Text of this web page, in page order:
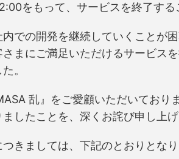
をもって、サービスを終了する
での開発を継続していくことが困
まにご満足いただけるサービス
。
乱』をご愛顧いただいており
したことを、深くお詫び申し上げ
きましては、下記のとおりとなり